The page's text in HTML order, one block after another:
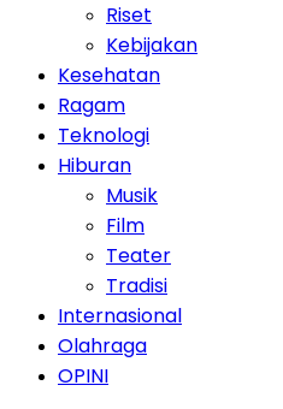
Riset
Kebijakan
Kesehatan
Ragam
Teknologi
Hiburan
Musik
Film
Teater
Tradisi
Internasional
Olahraga
OPINI